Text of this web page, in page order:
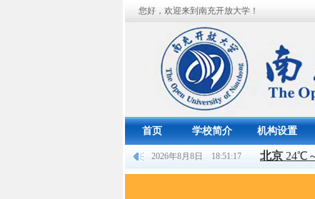
您好，欢迎来到南充开放大学！
首页 学校简介 机构设置
2026年8月8日 18:51:17